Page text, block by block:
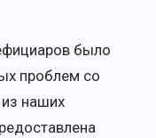
было
проблем со
наших